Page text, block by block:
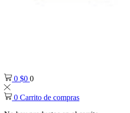
0 $0 0
0 Carrito de compras